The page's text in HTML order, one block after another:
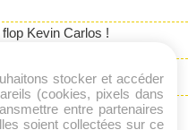
Kevin Carlos !
Manchester City s'accélère !
bradé ? Besiktas à l'affût
stocker et accéder
(cookies, pixels dans
entre partenaires
soient collectées sur ce